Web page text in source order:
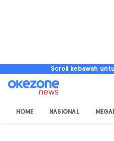
Scroll kebawah
HOME NASIONAL